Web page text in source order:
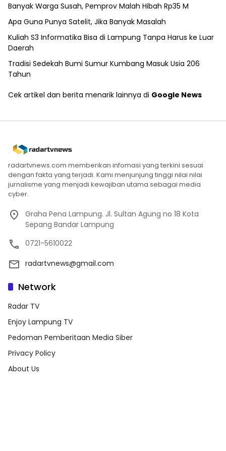
Banyak Warga Susah, Pemprov Malah Hibah Rp35 M
Apa Guna Punya Satelit, Jika Banyak Masalah
Kuliah S3 Informatika Bisa di Lampung Tanpa Harus ke Luar
Daerah
Tradisi Sedekah Bumi Sumur Kumbang Masuk Usia 206
Tahun
Cek artikel dan berita menarik lainnya di Google News
radartvnews.com memberikan infomasi yang terkini sesuai
dengan fakta yang terjadi. Kami menjunjung tinggi nilai nilai
jurnalisme yang menjadi kewajiban utama sebagai media
cyber.
Graha Pena Lampung. Jl. Sultan Agung no 18 Kota
Sepang Bandar Lampung
0721-5610022
radartvnews@gmail.com
Network
Radar TV
Enjoy Lampung TV
Pedoman Pemberitaan Media Siber
Privacy Policy
About Us